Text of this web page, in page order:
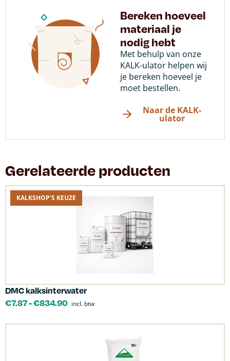
Bereken hoeveel
materiaal je
nodig hebt
Met behulp van onze
KALK-ulator helpen wij
je bereken hoeveel je
moet bestellen.
Naar de KALK-
ulator
Gerelateerde producten
KALKSHOP'S KEUZE
DMC kalksinterwater
€7.87-€834.90 incl. btw